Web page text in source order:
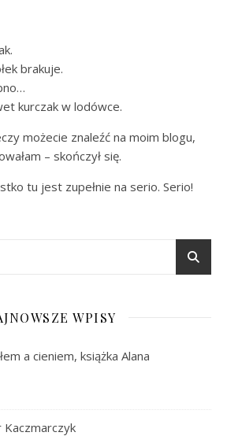
brakuje.
kurczak w lodówce.
możecie znaleźć na moim blogu,
– skończył się.
tu jest zupełnie na serio. Serio!
WPISY
a cieniem, książka Alana